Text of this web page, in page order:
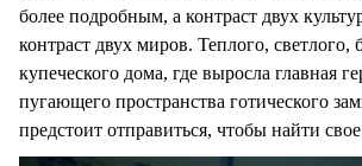
более подробным, а контраст двух
контраст двух миров. Теплого, светлого,
купеческого дома, где выросла главная
пугающего пространства готического
предстоит отправиться, чтобы найти свое